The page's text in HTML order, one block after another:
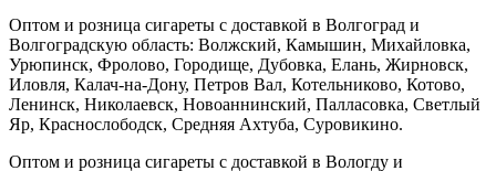
Оптом и розница сигареты с доставкой в Волгоград и
Волгоградскую область: Волжский, Камышин, Михайловка,
Урюпинск, Фролово, Городище, Дубовка, Елань, Жирновск,
Иловля, Калач-на-Дону, Петров Вал, Котельниково, Котово,
Ленинск, Николаевск, Новоаннинский, Палласовка, Светлый
Яр, Краснослободск, Средняя Ахтуба, Суровикино.
Оптом и розница сигареты с доставкой в Вологду и